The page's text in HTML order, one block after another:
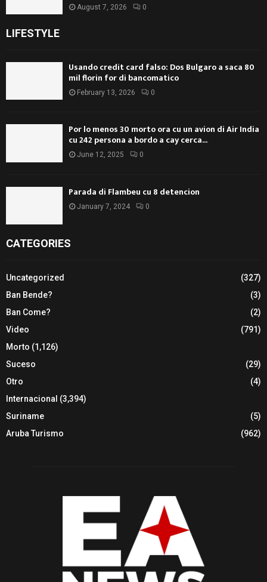
August 7, 2026 0
LIFESTYLE
Usando credit card falso: Dos Bulgaro a saca 80
mil florin for di bancomatico
February 13, 2026 0
Por lo menos 30 morto ora cu un avion di Air India
cu 242 persona a bordo a cay cerca...
June 12, 2025 0
Parada di Flambeu cu 8 detencion
January 7, 2024 0
CATEGORIES
Uncategorized
(327)
Ban Bende?
(3)
Ban Come?
(2)
Video
(791)
Morto (1,126)
Suceso
(29)
Otro
(4)
Internacional (3,394)
Suriname
(5)
Aruba Turismo
(962)